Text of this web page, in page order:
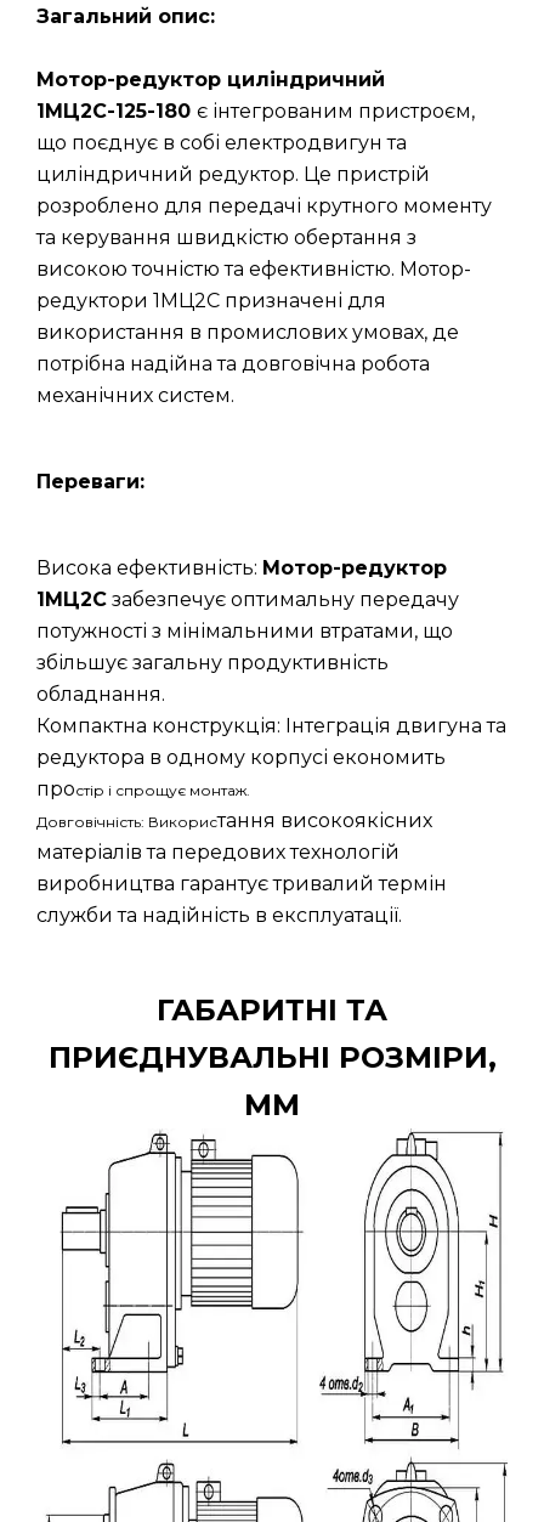
Загальний опис:
Мотор-редуктор циліндричний
1МЦ2С-125-180 є інтегрованим пристроєм,
що поєднує в собі електродвигун та
циліндричний редуктор. Це пристрій
розроблено для передачі крутного моменту
та керування швидкістю обертання з
високою точністю та ефективністю. Мотор-
редуктори 1МЦ2С призначені для
використання в промислових умовах, де
потрібна надійна та довговічна робота
механічних систем.
Переваги:
Висока ефективність: Мотор-редуктор
1МЦ2С забезпечує оптимальну передачу
потужності з мінімальними втратами, що
збільшує загальну продуктивність
обладнання.
Компактна конструкція: Інтеграція двигуна та
редуктора в одному корпусі економить
простір і спрощує монтаж.
Довговічність: Використання високоякісних
матеріалів та передових технологій
виробництва гарантує тривалий термін
служби та надійність в експлуатації.
ГАБАРИТНІ ТА
ПРИЄДНУВАЛЬНІ РОЗМІРИ,
ММ